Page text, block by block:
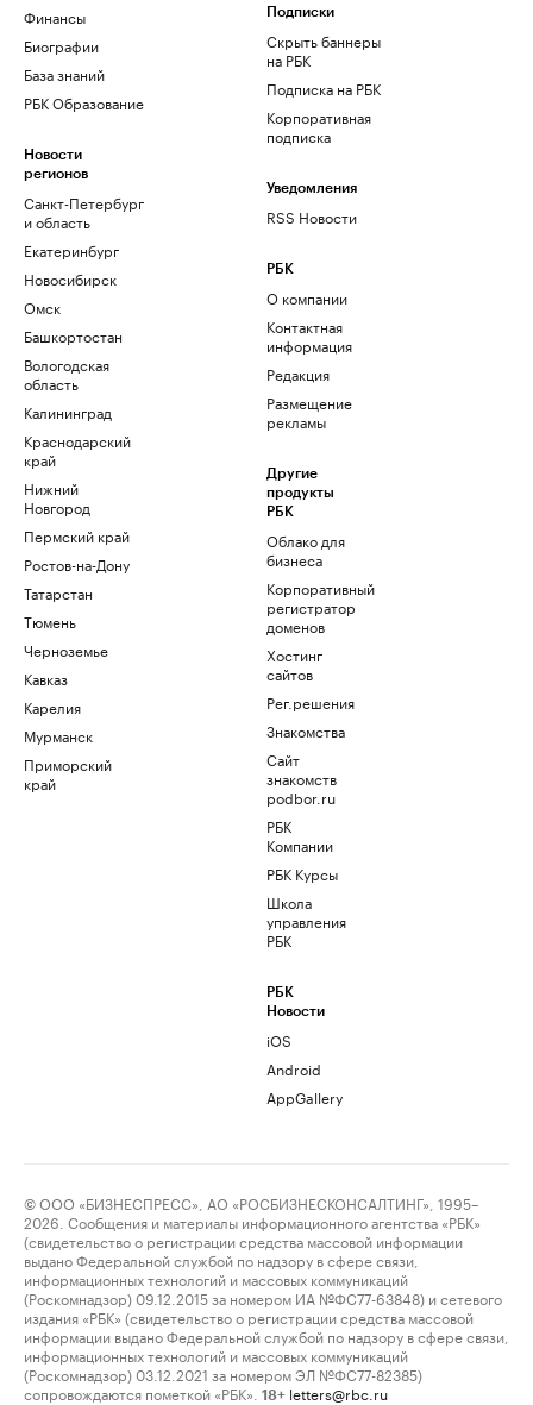
Финансы
Биографии
База знаний
РБК Образование
Новости
регионов
Санкт-Петербург
и область
Екатеринбург
Новосибирск
Омск
Башкортостан
Вологодская
область
Калининград
Краснодарский
край
Нижний
Новгород
Пермский край
Ростов-на-Дону
Татарстан
Тюмень
Черноземье
Кавказ
Карелия
Мурманск
Приморский
край
Подписки
Скрыть баннеры
на РБК
Подписка на РБК
Корпоративная
подписка
Уведомления
RSS Новости
РБК
О компании
Контактная
информация
Редакция
Размещение
рекламы
Другие
продукты
РБК
Облако для
бизнеса
Корпоративный
регистратор
доменов
Хостинг
сайтов
Рег.решения
Знакомства
Сайт
знакомств
podbor.ru
РБК
Компании
РБК Курсы
Школа
управления
РБК
РБК
Новости
iOS
Android
AppGallery
© ООО «БИЗНЕСПРЕСС», АО «РОСБИЗНЕСКОНСАЛТИНГ», 1995–
2026. Сообщения и материалы информационного агентства «РБК»
(свидетельство о регистрации средства массовой информации
выдано Федеральной службой по надзору в сфере связи,
информационных технологий и массовых коммуникаций
(Роскомнадзор) 09.12.2015 за номером ИА №ФС77-63848) и сетевого
издания «РБК» (свидетельство о регистрации средства массовой
информации выдано Федеральной службой по надзору в сфере связи,
информационных технологий и массовых коммуникаций
(Роскомнадзор) 03.12.2021 за номером ЭЛ №ФС77-82385)
сопровождаются пометкой «РБК».
18+ letters@rbc.ru